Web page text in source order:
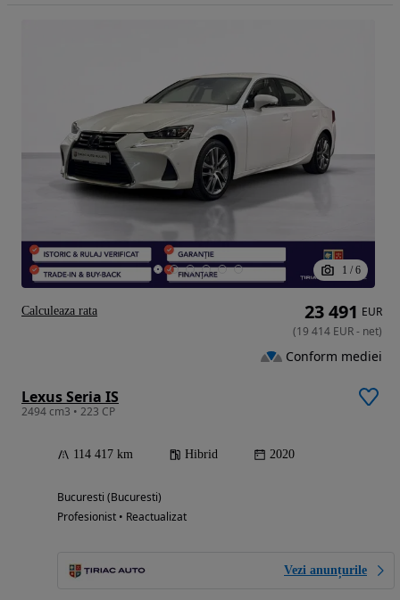
1 / 6
Lexus Seria IS
2494 cm3 • 223 CP
114 417 km Hibrid 2020
Bucuresti (Bucuresti)
Profesionist • Reactualizat
Vezi anunțurile
23 491 EUR
(19 414 EUR- net)
Conform mediei
Calculeaza rata